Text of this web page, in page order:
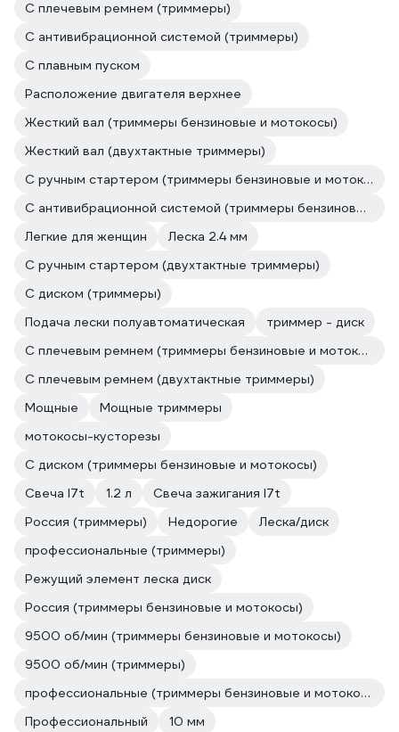
С плечевым ремнем (триммеры)
С антивибрационной системой (триммеры)
С плавным пуском
Расположение двигателя верхнее
Жесткий вал (триммеры бензиновые и мотокосы)
Жесткий вал (двухтактные триммеры)
С ручным стартером (триммеры бензиновые и мотокосы)
С антивибрационной системой (триммеры бензиновые и мотокосы)
Легкие для женщин
Леска 2.4 мм
С ручным стартером (двухтактные триммеры)
С диском (триммеры)
Подача лески полуавтоматическая
триммер - диск
С плечевым ремнем (триммеры бензиновые и мотокосы)
С плечевым ремнем (двухтактные триммеры)
Мощные
Мощные триммеры
мотокосы-кусторезы
С диском (триммеры бензиновые и мотокосы)
Свеча l7t
1.2 л
Свеча зажигания l7t
Россия (триммеры)
Недорогие
Леска/диск
профессиональные (триммеры)
Режущий элемент леска диск
Россия (триммеры бензиновые и мотокосы)
9500 об/мин (триммеры бензиновые и мотокосы)
9500 об/мин (триммеры)
профессиональные (триммеры бензиновые и мотокосы)
Профессиональный
10 мм